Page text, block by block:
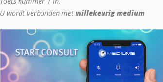
U wordt verbonden met willekeurig medium